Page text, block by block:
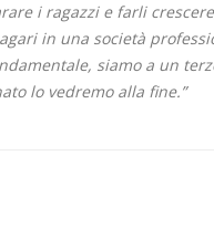
i ragazzi e farli
in una società
siamo a un
lo vedremo alla fine.”
ore